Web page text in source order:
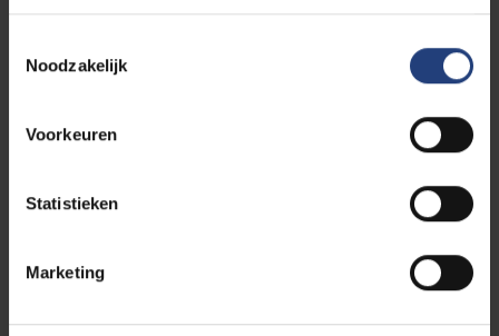
Noodzakelijk
Voorkeuren
Statistieken
Marketing
parkeerreglement van toepassing zijn.
Je mag enkel parkeren op de daartoe
Je neemt kennis van alle vormen van
weggesleept.
veroorzaken, krijgt een waarschuwing. Bij een
2de keer foutparkeren binnen het academiejaar
wordt de wagen weggesleept of volgt er een